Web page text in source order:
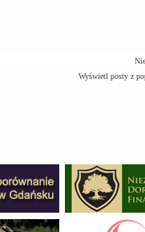
Wyświetl posty z